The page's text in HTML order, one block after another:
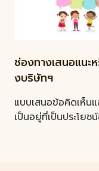
ช่องทางเสนอแน
งบริษัทฯ
แบบเสนอข้อคิดเห็น
เป็นอยู่ที่เป็นประโยช